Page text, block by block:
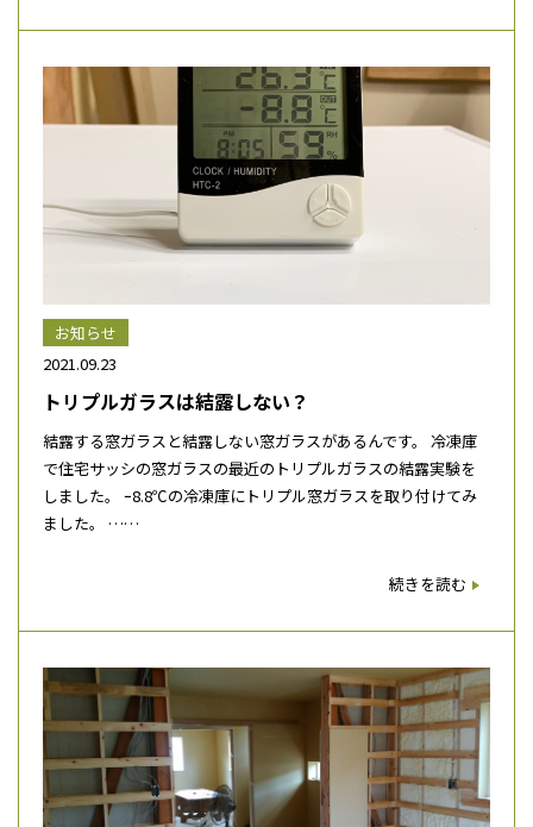
お知らせ
2021.09.23
トリプルガラスは結露しない？
結露する窓ガラスと結露しない窓ガラスがあるんです。 冷凍庫
で住宅サッシの窓ガラスの最近のトリプルガラスの結露実験を
しました。 ｰ8.8℃の冷凍庫にトリプル窓ガラスを取り付けてみ
ました。 ……
続きを読む